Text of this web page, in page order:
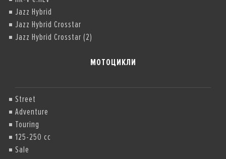
Jazz Hybrid
Jazz Hybrid Crosstar
Jazz Hybrid Crosstar (2)
МОТОЦИКЛИ
Street
Adventure
Touring
125-250 cc
Sale